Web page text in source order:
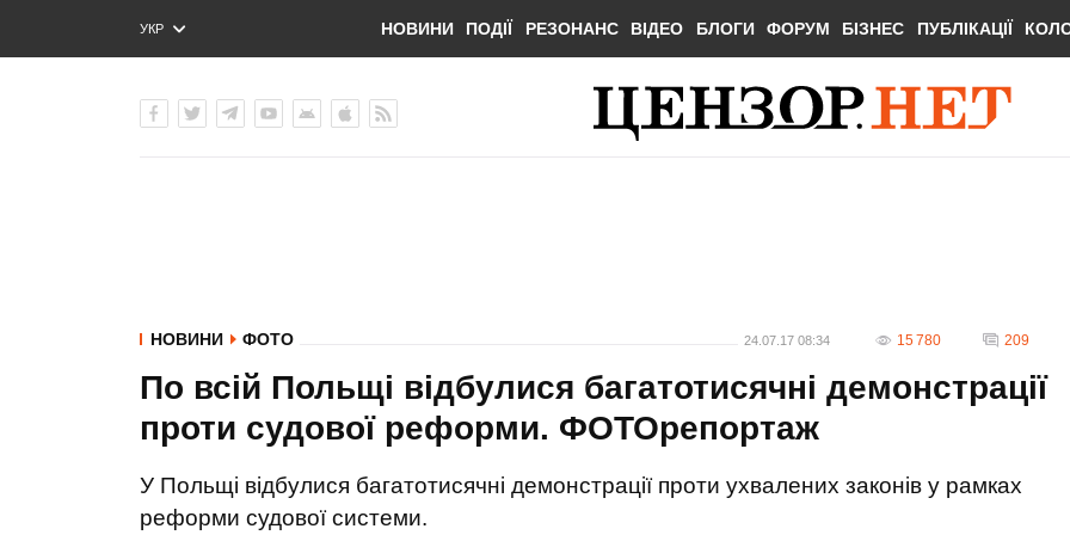
УКР
ENG
НОВИНИ ПОДІЇ РЕЗОНАНС ВІДЕО БЛОГИ ФОРУМ БІЗНЕС ПУБЛІКАЦІЇ
НОВИНИ ФОТО 24.07.17 08:34 15 780 209
По всій Польщі відбулися багатотисячні демонстрації
проти судової реформи. ФОТОрепортаж
У Польщі відбулися багатотисячні демонстрації проти ухвалених законів у рамках
реформи судової системи.